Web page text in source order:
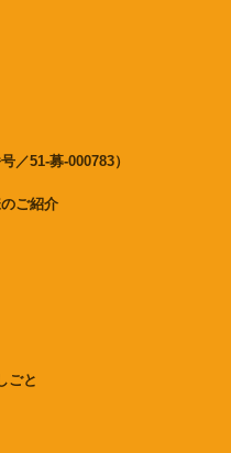
／51-募-000783）
ご紹介
ごと